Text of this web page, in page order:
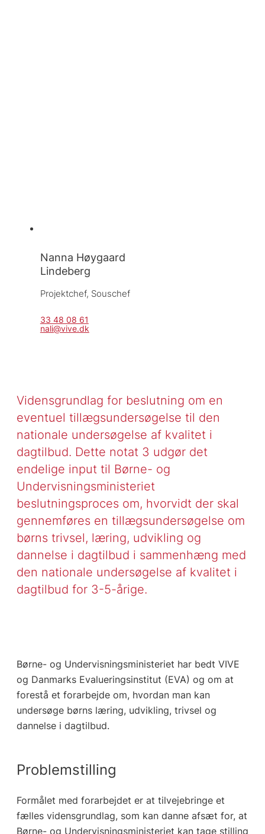
Nanna Høygaard
Lindeberg
Projektchef, Souschef
33 48 08 61
nali@vive.dk
Vidensgrundlag for beslutning om en
eventuel tillægsundersøgelse til den
nationale undersøgelse af kvalitet i
dagtilbud. Dette notat 3 udgør det
endelige input til Børne- og
Undervisningsministeriet
beslutningsproces om, hvorvidt der skal
gennemføres en tillægsundersøgelse om
børns trivsel, læring, udvikling og
dannelse i dagtilbud i sammenhæng med
den nationale undersøgelse af kvalitet i
dagtilbud for 3-5-årige.
Børne- og Undervisningsministeriet har bedt VIVE
og Danmarks Evalueringsinstitut (EVA) og om at
forestå et forarbejde om, hvordan man kan
undersøge børns læring, udvikling, trivsel og
dannelse i dagtilbud.
Problemstilling
Formålet med forarbejdet er at tilvejebringe et
fælles vidensgrundlag, som kan danne afsæt for, at
Børne- og Undervisningsministeriet kan tage stilling